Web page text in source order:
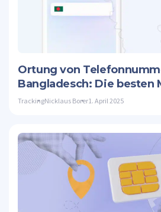
Ortung von
Bangladesch: Die besten
TrackingNicklaus Borer1. April 2025